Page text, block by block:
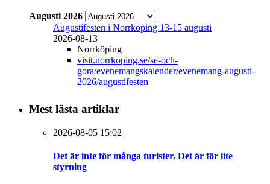
Augusti 2026
Augustifesten i Norrköping 13-15 augusti
2026-08-13
Norrköping
visit.norrkoping.se/se-och-
gora/evenemangskalender/evenemang-augusti-
2026/augustifesten
Mest lästa artiklar
2026-08-05 15:02
Det är inte för många turister. Det är för lite
styrning